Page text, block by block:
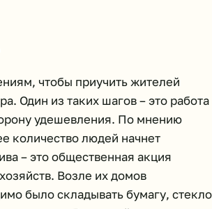
чтобы приучить жителей
Один из таких шагов – это работа
удешевления. По мнению
количество людей начнет
– это общественная акция
Возле их домов
было складывать бумагу,